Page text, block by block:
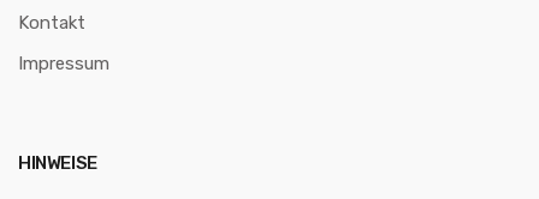
Kontakt
Impressum
HINWEISE